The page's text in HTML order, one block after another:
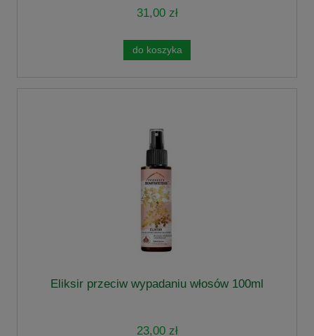
31,00 zł
do koszyka
Eliksir przeciw wypadaniu włosów 100ml
23,00 zł